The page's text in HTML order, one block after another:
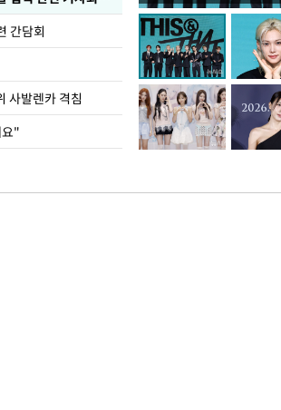
간담회
사발렌카 격침
"